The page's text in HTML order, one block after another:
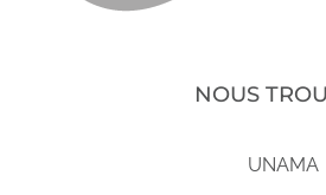
NOUS
UNAMA